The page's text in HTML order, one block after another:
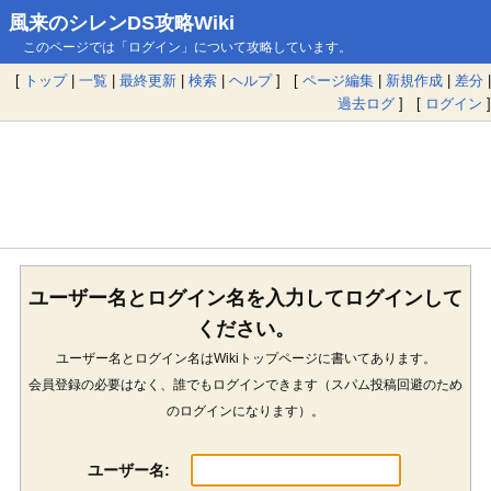
風来のシレンDS攻略Wiki
このページでは「ログイン」について攻略しています。
[ トップ| 一覧 | 最終更新 | 検索 | ヘルプ] [ ページ編集 | 新規作成 | 差分 |
過去ログ ] [ ログイン ]
ユーザー名とログイン名を入力してログインして
ください。
ユーザー名とログイン名はWikiトップページに書いてあります。
会員登録の必要はなく、誰でもログインできます（スパム投稿回避のため
のログインになります）。
ユーザー名: